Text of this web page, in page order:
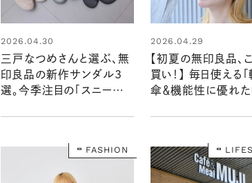
2026.04.30
三戸なつめさんと選ぶ、無
印良品の新作サンダル3
選。今季注目の「スニーカー
2026.04.29
【初夏の無印良品、
買い！】 毎日使える
傘＆機能性に優れた
FASHION